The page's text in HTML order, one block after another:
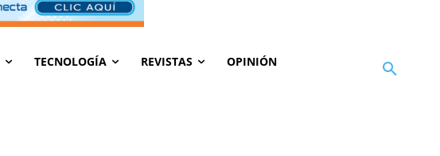
TECNOLOGÍA REVISTAS OPINIÓN